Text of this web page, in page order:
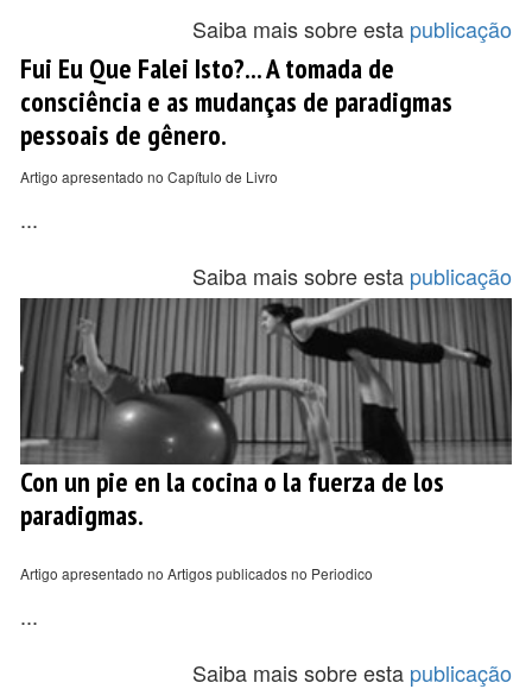
Saiba mais sobre esta publicação
Fui Eu Que Falei Isto?... A tomada de
consciência e as mudanças de paradigmas
pessoais de gênero.
Artigo apresentado no Capítulo de Livro
...
Saiba mais sobre esta publicação
Con un pie en la cocina o la fuerza de los
paradigmas.
Artigo apresentado no Artigos publicados no Periodico
...
Saiba mais sobre esta publicação